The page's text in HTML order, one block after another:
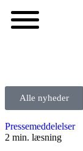
Alle nyheder
Pressemeddelelser
2 min. læsning